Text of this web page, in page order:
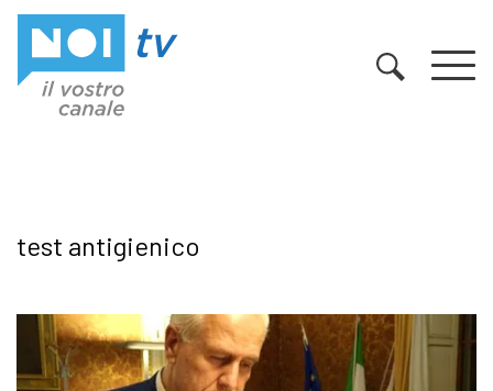
test antigienico